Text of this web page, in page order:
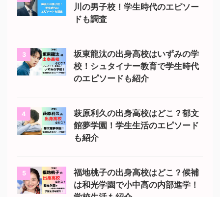
川の男子校！学生時代のエピソー
ドも調査
3
坂東龍汰の出身高校はいずみの学
校！シュタイナー教育で学生時代
のエピソードも紹介
4
萩原利久の出身高校はどこ？郁文
館夢学園！学生生活のエピソード
も紹介
5
福地桃子の出身高校はどこ？候補
は和光学園で小中高の内部進学！